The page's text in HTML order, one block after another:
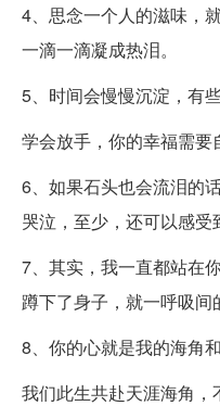
4、思念一个人的滋味，
一滴一滴凝成热泪。
5、时间会慢慢沉淀，有
学会放手，你的幸福需要
6、如果石头也会流泪的
哭泣，至少，还可以感受
7、其实，我一直都站在
蹲下了身子，就一呼吸间
8、你的心就是我的海角
我们此生共赴天涯海角